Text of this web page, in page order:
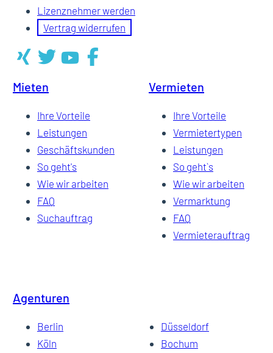
Lizenznehmer werden
Vertrag widerrufen
Mieten
Ihre Vorteile
Leistungen
Geschäftskunden
So geht's
Wie wir arbeiten
FAQ
Suchauftrag
Vermieten
Ihre Vorteile
Vermietertypen
Leistungen
So geht`s
Wie wir arbeiten
Vermarktung
FAQ
Vermieterauftrag
Agenturen
Berlin
Düsseldorf
Köln
Bochum